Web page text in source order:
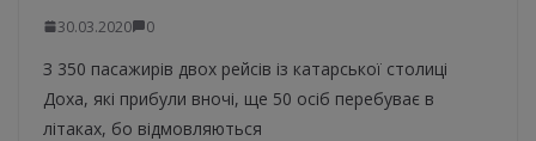
30.03.2020 0
З 350 пасажирів двох рейсів із катарської столиці
Доха, які прибули вночі, ще 50 осіб перебуває в
літаках, бо відмовляються